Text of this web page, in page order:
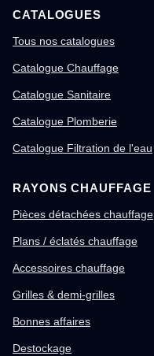
CATALOGUES
Tous nos catalogues
Catalogue Chauffage
Catalogue Sanitaire
Catalogue Plomberie
Catalogue Filtration de l'eau
RAYONS CHAUFFAGE
Pièces détachées chauffage
Plans / éclatés chauffage
Accessoires chauffage
Grilles & demi-grilles
Bonnes affaires
Destockage